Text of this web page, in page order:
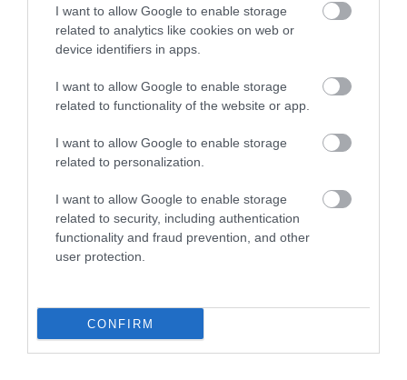
I want to allow Google to enable storage
related to analytics like cookies on web or
device identifiers in apps.
I want to allow Google to enable storage
related to functionality of the website or app.
I want to allow Google to enable storage
related to personalization.
I want to allow Google to enable storage
related to security, including authentication
functionality and fraud prevention, and other
user protection.
CONFIRM
Karácsonyi ének
A történet talán azért hat ma ennyire erősen, mert
Dickensről hajlamosak vagyunk egyoldalúan